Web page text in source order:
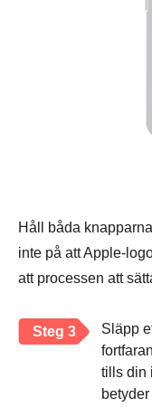
Håll båda
inte på att Apple-
att processen att
Steg 3
Släpp
tills din